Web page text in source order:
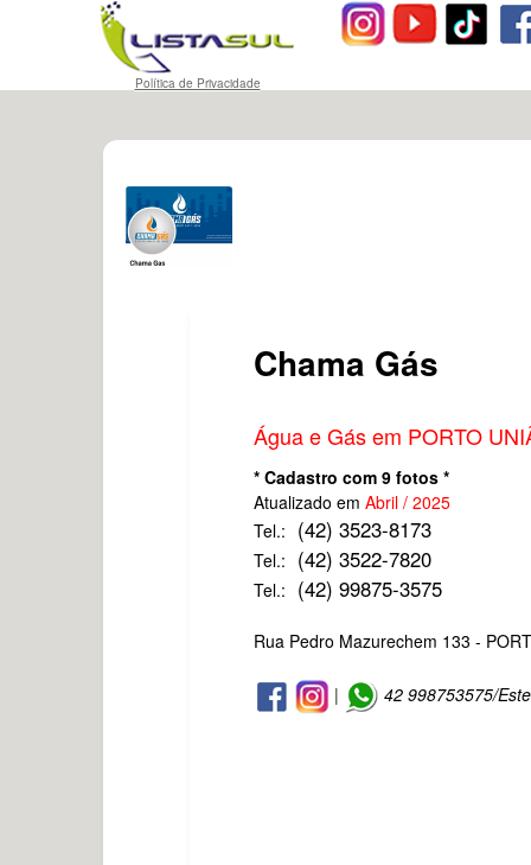
Política de Privacidade
Chama Gás
Água e Gás em PORTO
* Cadastro com 9 fotos *
Atualizado em Abril / 2025
Tel.: (42) 3523-8173
Tel.: (42) 3522-7820
Tel.: (42) 99875-3575
Rua Pedro Mazurechem 133 -
| 42 998753575/